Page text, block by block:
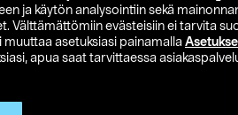
ja käytön analysointiin sekä
Välttämättömiin evästeisiin ei tarvita
asetuksiasi painamalla
apua saat tarvittaessa